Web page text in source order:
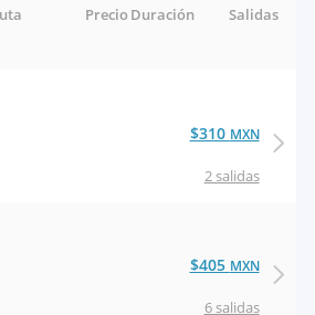
Salidas
Duración
Precio
2 salidas
$310 MXN
6 salidas
$405 MXN